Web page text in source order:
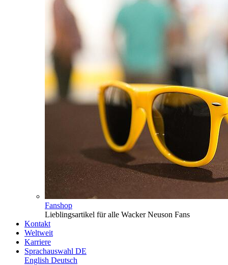
Fanshop
Lieblingsartikel für alle Wacker Neuson Fans
Kontakt
Weltweit
Karriere
Sprachauswahl DE
English Deutsch